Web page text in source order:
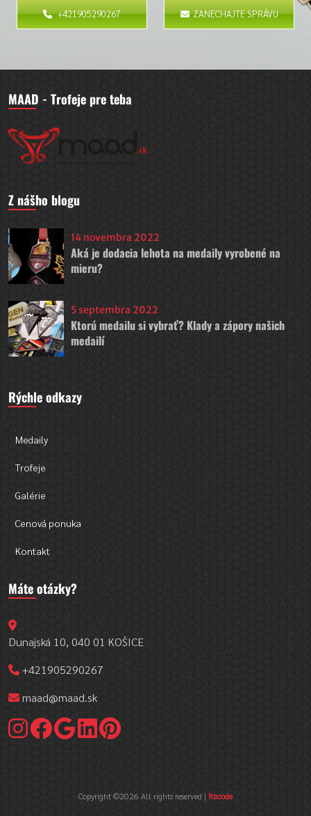
+421905290267 ZANECHAJTE SPRÁVU
MAAD - Trofeje pre teba
Z nášho blogu
14 novembra 2022
Aká je dodacia lehota na medaily vyrobené na
mieru?
5 septembra 2022
Ktorú medailu si vybrať? Klady a zápory našich
medailí
Rýchle odkazy
Medaily
Trofeje
Galérie
Cenová ponuka
Kontakt
Máte otázky?
Dunajská 10, 040 01 KOŠICE
+421905290267
maad@maad.sk
Copyright ©2026 All rights reserved | Rbcode